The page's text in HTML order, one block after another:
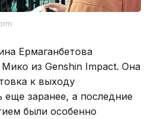
Ермаганбетова
из Genshin Impact. Она
к выходу
еще заранее, а последние
были особенно